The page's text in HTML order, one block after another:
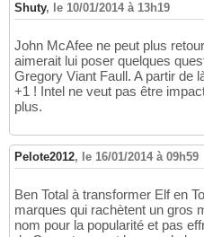
Shuty, le 10/01/2014 à 13h19
John McAfee ne peut plus
aimerait lui poser quelques
Gregory Viant Faull. A partir de
+1 ! Intel ne veut pas être
plus.
Pelote2012, le 16/01/2014 à 09h59
Ben Total à transformer Elf en
marques qui rachètent un gros
nom pour la popularité et pas